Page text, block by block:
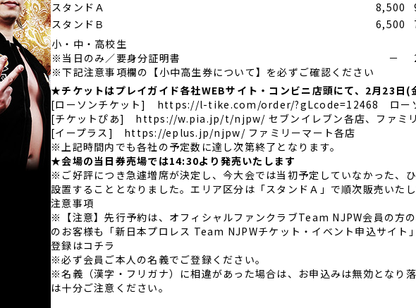
スタンドＡ
8,500
スタンドＢ
6,500
小・中・高校生
※当日のみ／要身分証明書
※下記注意事項欄の【小中高生券について】を必ずご確認ください
－
★チケットはプレイガイド各社WEBサイト・コンビニ店頭にて、2月23日
[ローソンチケット] https://l-tike.com/order/?gLcode=12468
ロー
[チケットぴあ] https://w.pia.jp/t/njpw/ セブンイレブン各店、ファミリ
[イープラス] https://eplus.jp/njpw/ ファミリーマート各店
※上記時間内でも各社の予定数に達し次第終了となります。
★会場の当日券売場では14:30より発売いたします
※ご好評につき急遽増席が決定し、今大会では当初予定していなかった、
設置することとなりました。エリア区分は「スタンドＡ」で順次販売いた
注意事項
※【注意】先行予約は、オフィシャルファンクラブTeam NJPW会員の方
のお客様も「新日本プロレス Team NJPWチケット・イベント申込サイト
登録はコチラ
※必ず会員ご本人の名義でご登録ください。
※名義（漢字・フリガナ）に相違があった場合は、お申込みは無効となり
は十分ご注意ください。